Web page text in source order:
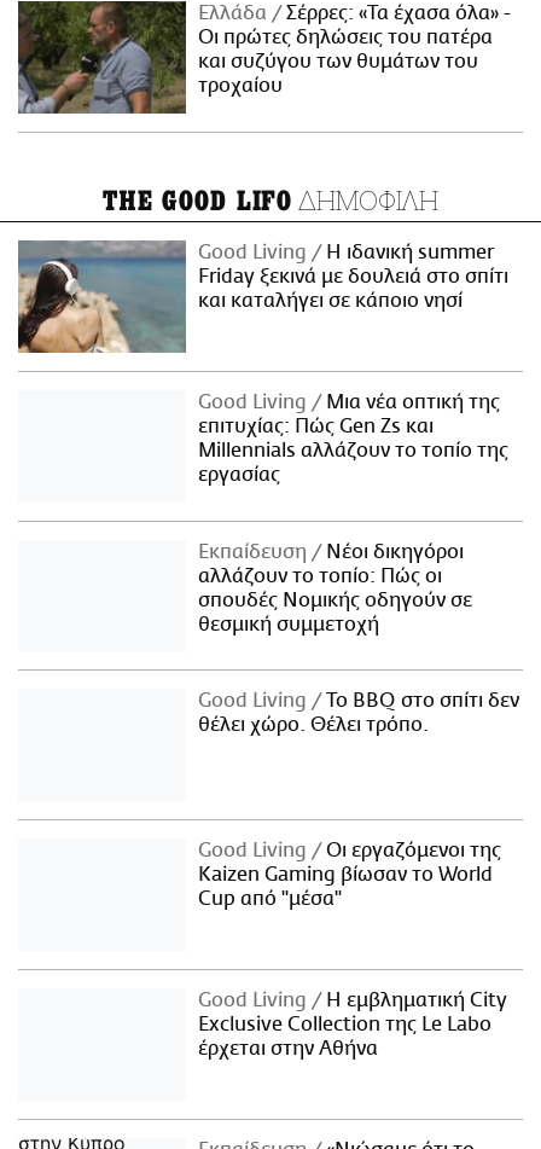
Ελλάδα
Σέρρες: «Τα έχασα όλα» -
Οι πρώτες δηλώσεις του πατέρα
και συζύγου των θυμάτων του
τροχαίου
THE GOOD LIFO ΔΗΜΟΦΙΛΗ
Good Living
Η ιδανική summer
Friday ξεκινά με δουλειά στο σπίτι
και καταλήγει σε κάποιο νησί
Good Living
Μια νέα οπτική της
επιτυχίας: Πώς Gen Zs και
Millennials αλλάζουν το τοπίο της
εργασίας
Εκπαίδευση
Νέοι δικηγόροι
αλλάζουν το τοπίο: Πώς οι
σπουδές Νομικής οδηγούν σε
θεσμική συμμετοχή
Good Living
Το BBQ στο σπίτι δεν
θέλει χώρο. Θέλει τρόπο.
Good Living
Οι εργαζόμενοι της
Kaizen Gaming βίωσαν το World
Cup από "μέσα"
Good Living
Η εμβληματική City
Exclusive Collection της Le Labo
έρχεται στην Αθήνα